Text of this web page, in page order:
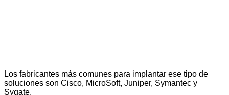
Los fabricantes más comunes para implantar ese tipo de
soluciones son Cisco, MicroSoft, Juniper, Symantec y
Sygate.